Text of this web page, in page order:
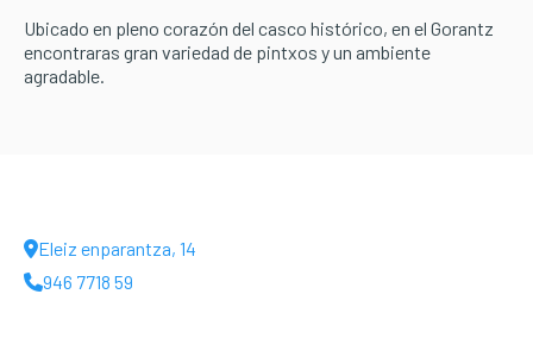
Ubicado en pleno corazón del casco histórico, en el Gorantz
encontraras gran variedad de pintxos y un ambiente
agradable.
Eleiz enparantza, 14
946 7718 59